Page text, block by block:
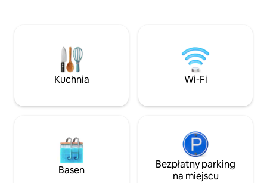
swoje linie i prawie zawsze mają
szczęście. Na wszystkich innych plaża
i wypoczynek –
przyjaciół i
się w tym
miejscu.
Kuchnia Wi-Fi
Basen
Bezpłatny parking
na miejscu